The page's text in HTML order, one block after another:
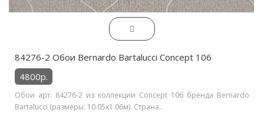
84276-2 Обои Bernardo Bartalucci Concept 106
4800р.
Обои арт. 84276-2 из коллекции Concept 106 бренда Bernardo
Bartalucci (размеры: 10.05х1.06м). Страна..